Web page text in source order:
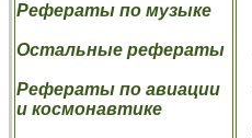
Рефераты по музыке
Остальные рефераты
Рефераты по авиации
и космонавтике